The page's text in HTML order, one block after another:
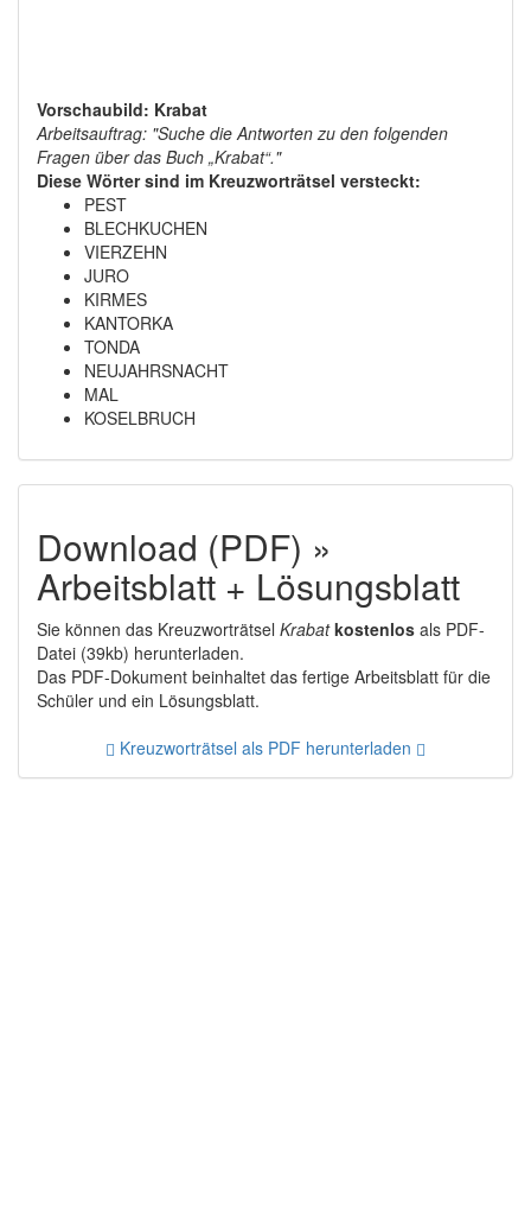
Vorschaubild: Krabat
Arbeitsauftrag: "Suche die Antworten zu den folgenden
Fragen über das Buch „Krabat“."
Diese Wörter sind im Kreuzworträtsel versteckt:
PEST
BLECHKUCHEN
VIERZEHN
JURO
KIRMES
KANTORKA
TONDA
NEUJAHRSNACHT
MAL
KOSELBRUCH
Download (PDF) »
Arbeitsblatt + Lösungsblatt
Sie können das Kreuzworträtsel Krabat kostenlos als PDF-
Datei (39kb) herunterladen.
Das PDF-Dokument beinhaltet das fertige Arbeitsblatt für die
Schüler und ein Lösungsblatt.
Kreuzworträtsel als PDF herunterladen